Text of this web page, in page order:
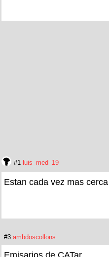
#1 luis_med_19
Estan cada vez mas
#3 ambdoscollons
Emisarios de CATar...